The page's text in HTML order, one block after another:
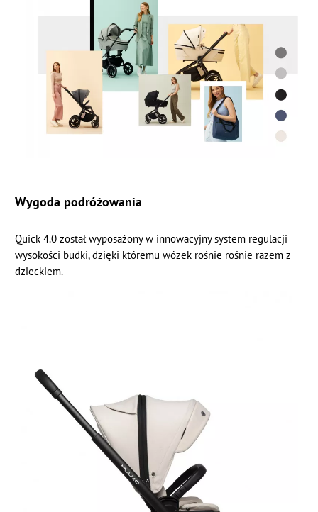
Wygoda podróżowania
Quick 4.0 został wyposażony w innowacyjny system regulacji
wysokości budki, dzięki któremu wózek rośnie rośnie razem z
dzieckiem.